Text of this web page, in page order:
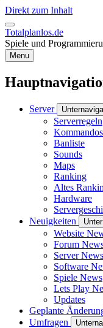
Direkt zum Inhalt
Totalplanlos.de
Spiele und
Menu
Server
Serverregeln
Kommandos
Banliste
Sounds
Maps
Ranking
Altes
Hardware
Neuigkeiten
Website
Forum
Server News
Software
Spiele News
Lets Play
Updates
Geplante
Umfragen